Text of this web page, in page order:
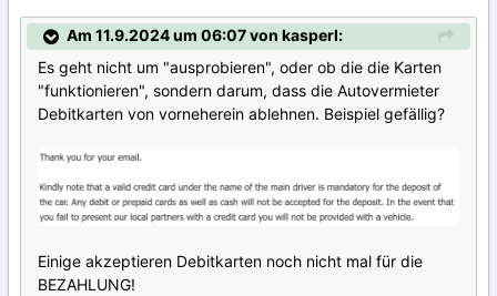
Am 11.9.2024 um 06:07 von kasperl:
Es geht nicht um "ausprobieren", oder ob die die Karten
"funktionieren", sondern darum, dass die Autovermieter
Debitkarten von vorneherein ablehnen. Beispiel gefällig?
Einige akzeptieren Debitkarten noch nicht mal für die
BEZAHLUNG!